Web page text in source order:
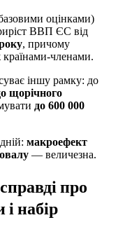
оцінками)
ВВП ЄС від
, причому
членами.
іншу рамку: до
щорічного
до 600 000
макроефект
— величезна.
про
набір